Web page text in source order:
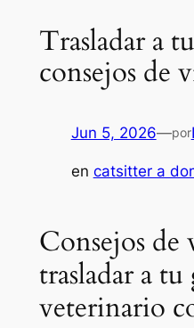
Trasladar a
consejos de
Jun 5, 2026—por
en catsitter a
Consejos de
trasladar a tu
veterinario